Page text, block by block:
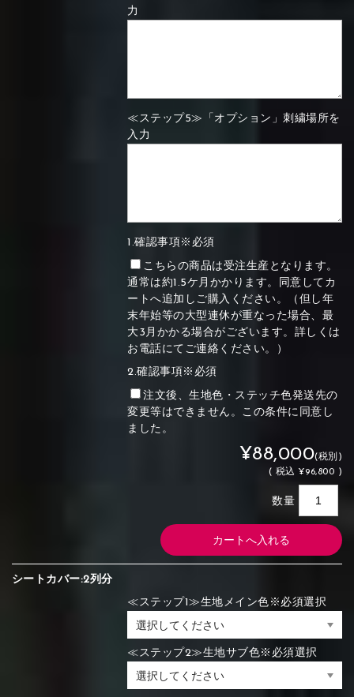
力
≪ステップ5≫「オプション」刺繍場所を
入力
1.確認事項※必須
こちらの商品は受注生産となります。
通常は約1.5ケ月かかります。同意してカ
ートへ追加しご購入ください。（但し年
末年始等の大型連休が重なった場合、最
大3月かかる場合がございます。詳しくは
お電話にてご連絡ください。）
2.確認事項※必須
注文後、生地色・ステッチ色発送先の
変更等はできません。この条件に同意し
ました。
¥88,000(税別)
( 税込 ¥96,800 )
数量
シートカバー:2列分
≪ステップ1≫生地メイン色※必須選択
≪ステップ2≫生地サブ色※必須選択